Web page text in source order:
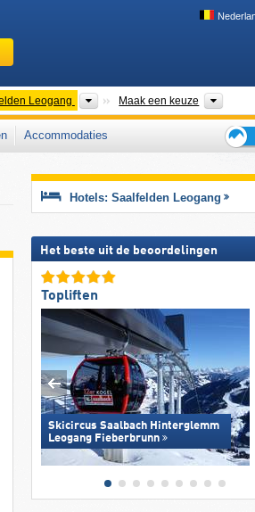
Leogang Toeristische regio's
Maak een keuze
Accommodaties
voor
de
Hotels: Saalfelden Leogang
Het beste uit de beoordelingen
Topliften
Skicircus Saalbach Hinterglemm
Leogang Fieberbrunn